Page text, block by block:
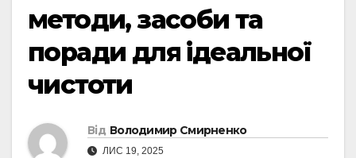
методи, засоби та
поради для ідеальної
чистоти
Від Володимир Смирненко
ЛИС 19, 2025